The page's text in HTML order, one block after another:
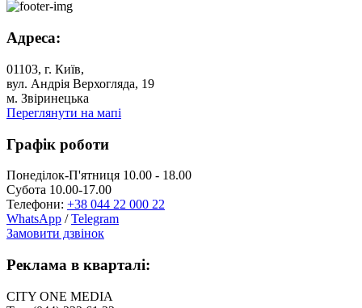
Адреса:
01103, г. Київ,
вул. Андрія Верхогляда, 19
м. Звіринецька
Переглянути на мапі
Графік роботи
Понеділок-П'ятниця 10.00 - 18.00
Субота 10.00-17.00
Телефони: +38 044 22 000 22
WhatsApp /Telegram
Замовити дзвінок
Реклама в кварталі:
CITY ONE MEDIA